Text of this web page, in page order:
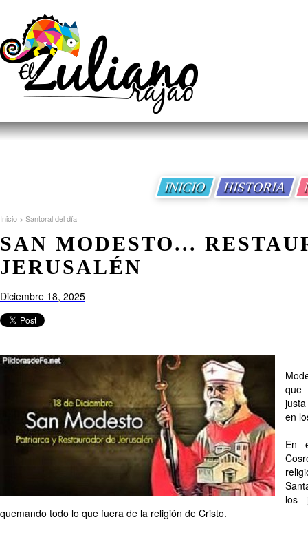
INICIO HISTORIA
SAN MODESTO...
JERUSALÉN
Inicio > Santoral del día
Diciembre 18, 2025
que
en
En
los
quemando todo lo que fuera de la religión de Cristo.